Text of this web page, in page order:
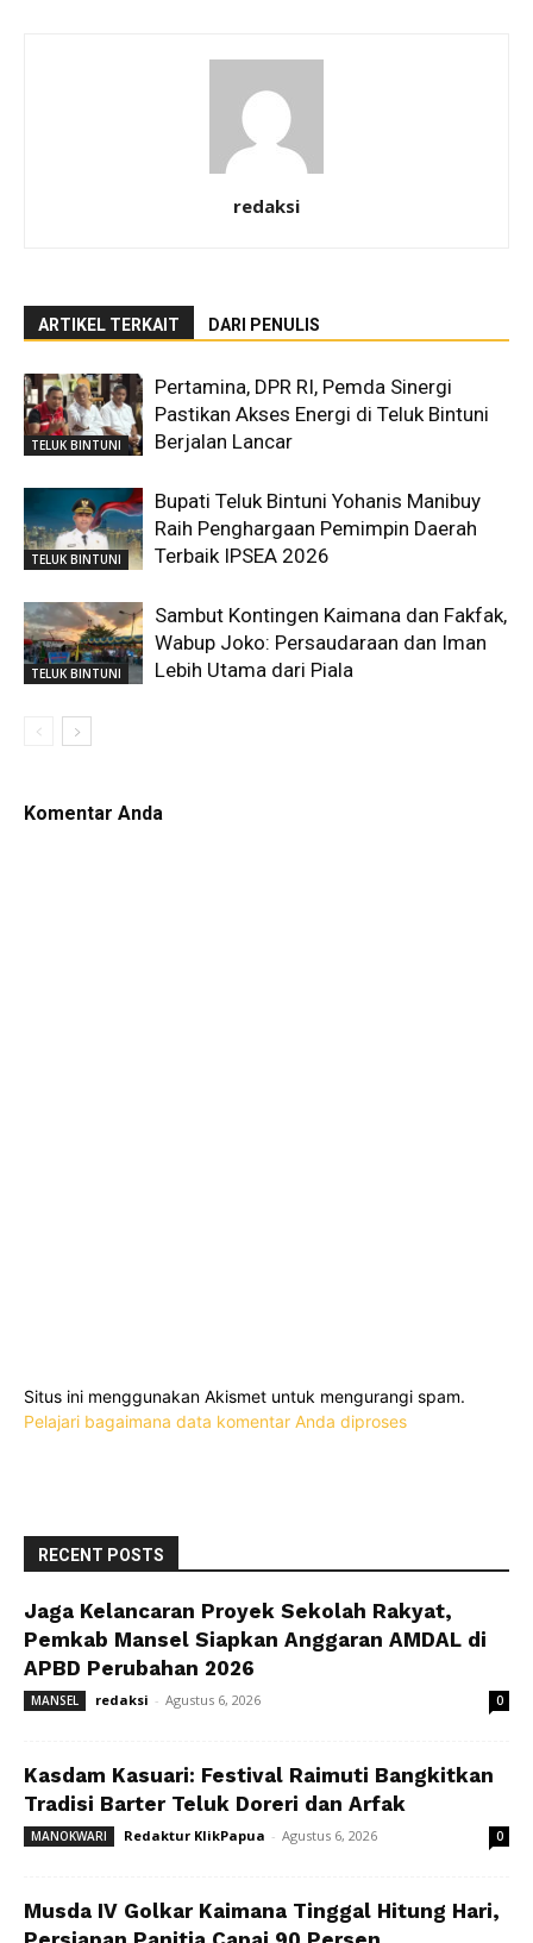
redaksi
ARTIKEL TERKAIT DARI PENULIS
TELUK BINTUNI
Pertamina, DPR RI, Pemda Sinergi
Pastikan Akses Energi di Teluk Bintuni
Berjalan Lancar
TELUK BINTUNI
Bupati Teluk Bintuni Yohanis Manibuy
Raih Penghargaan Pemimpin Daerah
Terbaik IPSEA 2026
TELUK BINTUNI
Sambut Kontingen Kaimana dan Fakfak,
Wabup Joko: Persaudaraan dan Iman
Lebih Utama dari Piala
Komentar Anda
Situs ini menggunakan Akismet untuk mengurangi spam.
Pelajari bagaimana data komentar Anda diproses
RECENT POSTS
Jaga Kelancaran Proyek Sekolah Rakyat,
Pemkab Mansel Siapkan Anggaran AMDAL di
APBD Perubahan 2026
MANSEL redaksi - Agustus 6, 2026 0
Kasdam Kasuari: Festival Raimuti Bangkitkan
Tradisi Barter Teluk Doreri dan Arfak
MANOKWARI Redaktur KlikPapua - Agustus 6, 2026 0
Musda IV Golkar Kaimana Tinggal Hitung Hari,